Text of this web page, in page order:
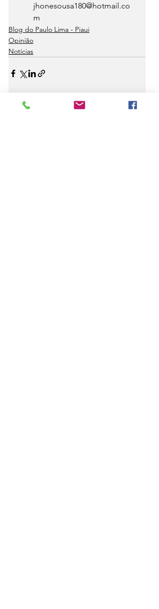
jhonesousa180@hotmail.co
m
Blog do Paulo Lima - Piaui
Opinião
Notícias
Posts recentes Ver tudo